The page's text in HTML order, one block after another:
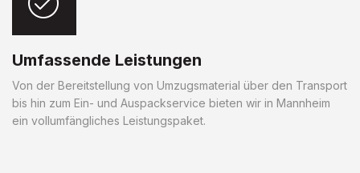
Umfassende Leistungen
Von der Bereitstellung von Umzugsmaterial über den Transport
bis hin zum Ein- und Auspackservice bieten wir in Mannheim
ein vollumfängliches Leistungspaket.